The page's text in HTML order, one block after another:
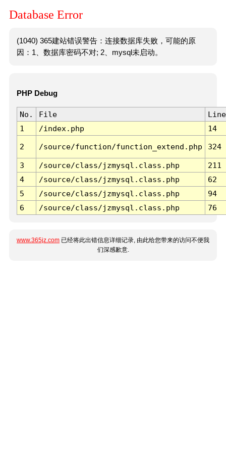
Database Error
(1040) 365建站错误警告：连接数据库失败，可能的原
因：1、数据库密码不对; 2、mysql未启动。
PHP Debug
No. File
Line
1
/index.php 14
2 /source/function/function_extend.php 324
3 /source/class/jzmysql.class.php
211
4
/source/class/jzmysql.class.php
62
5
/source/class/jzmysql.class.php
94
6
/source/class/jzmysql.class.php 76
www.365jz.com 已经将此出错信息详细记录, 由此给您带来的访问不便我
们深感歉意.